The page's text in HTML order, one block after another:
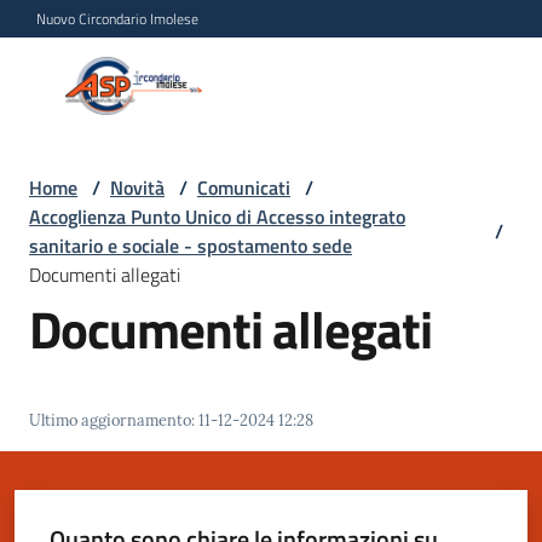
Vai al contenuto
Vai alla navigazione
Vai al footer
Nuovo Circondario Imolese
Persona
Circondario
Imolese
Chi
Servizi
Home / Novità / Comunicati /
Accoglienza Punto Unico di Accesso integrato
sanitario e sociale - spostamento sede
/
Documenti allegati
Documenti allegati
Ultimo aggiornamento:11-12-2024 12:28